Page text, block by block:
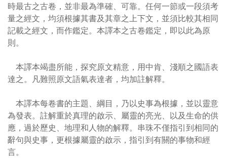
時最古之古卷，並非最為準確、可靠。任何一節或一段須考
量之經文，均須根據其書及其章之上下文，並須比較其相同
記載之經文，而作鑑定。本譯本之古卷鑑定，即以此為原
則。
本譯本竭盡所能，探究原文精意，用中肯、淺順之國語表
達之。凡難照原文語氣表達者，均加註解釋。
本譯本每卷書的主題、綱目，乃以史事為根據，並以靈意
為發表。註解重於真理的啟示、屬靈的亮光、以及生命的供
應，過於歷史、地理和人物的解釋。串珠不僅指引到相同的
辭句與史事，更根據屬靈的啟示，指引到有關的事物和經
言。